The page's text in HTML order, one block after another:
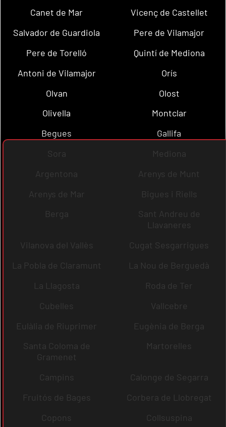
Canet de Mar
Vicenç de Castellet
Salvador de Guardiola
Pere de Vilamajor
Pere de Torelló
Quintí de Mediona
Antoni de Vilamajor
Orís
Olvan
Olost
Olivella
Montclar
Begues
Gallifa
Sora
Mediona
Argentona
Arenys de Munt
Arenys de Mar
Bigues i Riells
Berga
Sant Andreu de
Llavaneres
Vilanova del Vallès
Cugat Sesgarrigues
La Pobla de Claramunt
La Nou de Berguedà
La Llagosta
Roda de Ter
Cubelles
Vallcebre
Eulàlia de Riuprimer
Eugènia de Berga
Santa Coloma de
Gramenet
Martorelles
Campins
Calonge de Segarra
Fruitós de Bages
Corbera de Llobregat
Copons
Collsuspina